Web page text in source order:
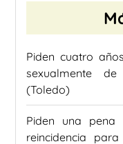
Piden cuatro
sexualmente
(Toledo)
Piden una
reincidencia